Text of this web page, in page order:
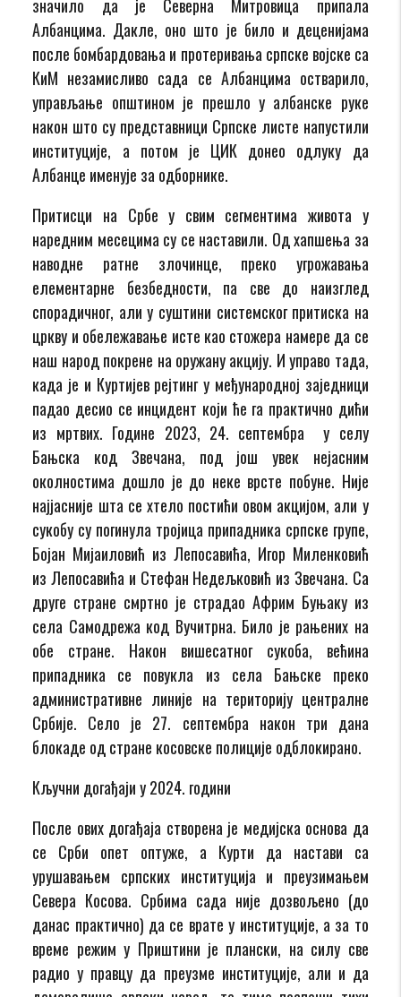
значило да је Северна Митровица припала
Албанцима. Дакле, оно што је било и деценијама
после бомбардовања и протеривања српске војске са
КиМ незамисливо сада се Албанцима остварило,
управљање општином је прешло у албанске руке
након што су представници Српске листе напустили
институције, а потом је ЦИК донео одлуку да
Албанце именује за одборнике.
Притисци на Србе у свим сегментима живота у
наредним месецима су се наставили. Од хапшења за
наводне ратне злочинце, преко угрожавања
елементарне безбедности, па све до наизглед
спорадичног, али у суштини системског притиска на
цркву и обележавање исте као стожера намере да се
наш народ покрене на оружану акцију. И управо тада,
када је и Куртијев рејтинг у међународној заједници
падао десио се инцидент који ће га практично дићи
из мртвих. Године 2023, 24. септембра у селу
Бањска код Звечана, под још увек нејасним
околностима дошло је до неке врсте побуне. Није
најјасније шта се хтело постићи овом акцијом, али у
сукобу су погинула тројица припадника српске групе,
Бојан Мијаиловић из Лепосавића, Игор Миленковић
из Лепосавића и Стефан Недељковић из Звечана. Са
друге стране смртно је страдао Африм Буњаку из
села Самодрежа код Вучитрна. Било је рањених на
обе стране. Након вишесатног сукоба, већина
припадника се повукла из села Бањске преко
административне линије на територију централне
Србије. Село је 27. септембра након три дана
блокаде од стране косовске полиције одблокирано.
Кључни догађаји у 2024. години
После ових догађаја створена је медијска основа да
се Срби опет оптуже, а Курти да настави са
урушавањем српских институција и преузимањем
Севера Косова. Србима сада није дозвољено (до
данас практично) да се врате у институције, а за то
време режим у Приштини је плански, на силу све
радио у правцу да преузме институције, али и да